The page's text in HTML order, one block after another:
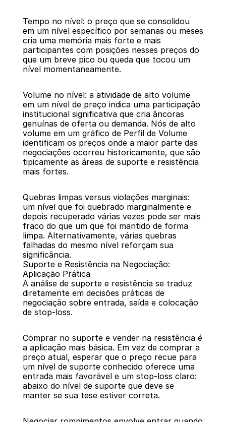
Tempo no nível: o preço que se consolidou
em um nível específico por semanas ou meses
cria uma memória mais forte e mais
participantes com posições nesses preços do
que um breve pico ou queda que tocou um
nível momentaneamente.
Volume no nível: a atividade de alto volume
em um nível de preço indica uma participação
institucional significativa que cria âncoras
genuínas de oferta ou demanda. Nós de alto
volume em um gráfico de Perfil de Volume
identificam os preços onde a maior parte das
negociações ocorreu historicamente, que são
tipicamente as áreas de suporte e resistência
mais fortes.
Quebras limpas versus violações marginais:
um nível que foi quebrado marginalmente e
depois recuperado várias vezes pode ser mais
fraco do que um que foi mantido de forma
limpa. Alternativamente, várias quebras
falhadas do mesmo nível reforçam sua
significância.
Suporte e Resistência na Negociação:
Aplicação Prática
A análise de suporte e resistência se traduz
diretamente em decisões práticas de
negociação sobre entrada, saída e colocação
de stop-loss.
Comprar no suporte e vender na resistência é
a aplicação mais básica. Em vez de comprar a
preço atual, esperar que o preço recue para
um nível de suporte conhecido oferece uma
entrada mais favorável e um stop-loss claro:
abaixo do nível de suporte que deve se
manter se sua tese estiver correta.